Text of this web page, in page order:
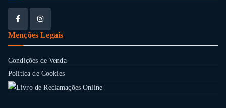
Menções Legais
Condições de Venda
Política de Cookies